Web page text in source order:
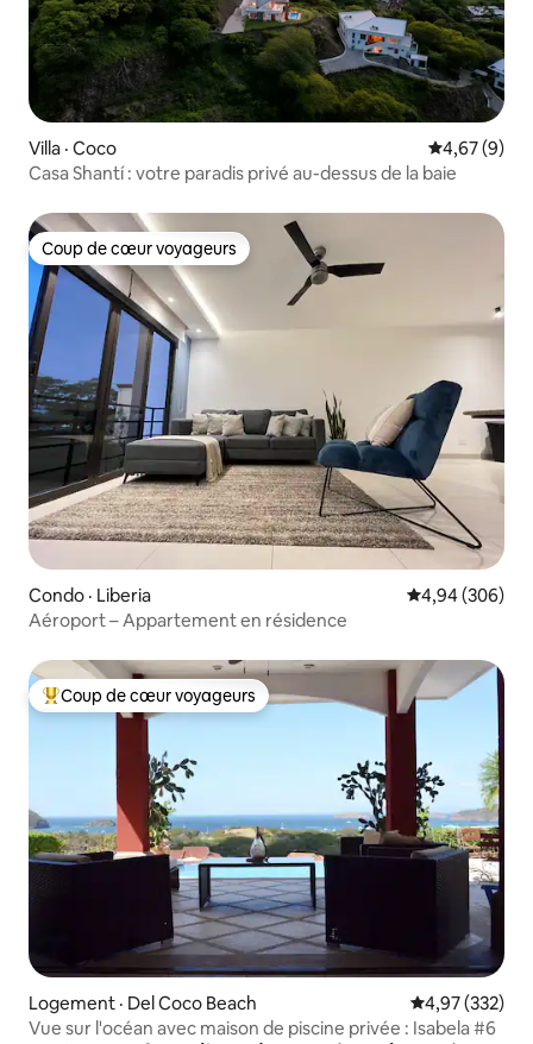
Villa · Coco Note
4,67 (9)
Casa Shantí : votre paradis privé au-dessus de la baie
Coup de cœur voyageurs
Coup de cœur voyageurs
Condo · Liberia Note
4,94 (306)
Aéroport – Appartement en résidence
Coup de cœur voyageurs parmi les plus aimés
Coup de cœur voyageurs
Logement · Del Coco Beach Note
4,97 (332)
Vue sur l'océan avec maison de piscine privée : Isabela #6